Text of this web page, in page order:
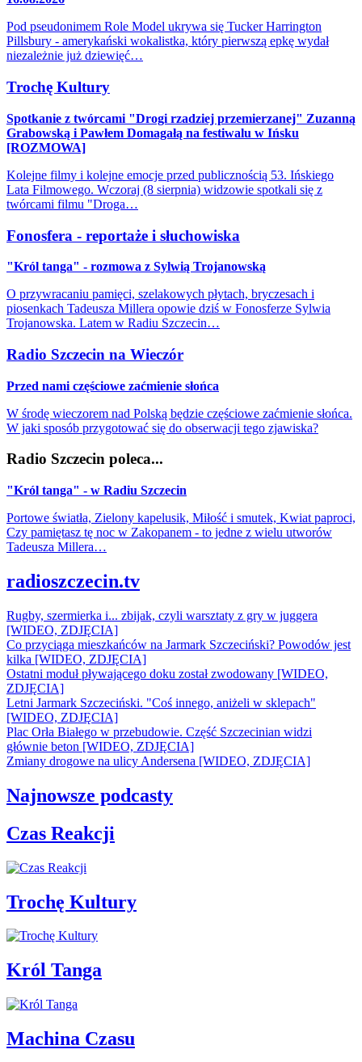
Pod pseudonimem Role Model ukrywa się Tucker Harrington
Pillsbury - amerykański wokalistka, który pierwszą epkę wydał
niezależnie już dziewięć…
Trochę Kultury
Spotkanie z twórcami "Drogi rzadziej przemierzanej" Zuzanną
Grabowską i Pawłem Domagałą na festiwalu w Ińsku
[ROZMOWA]
Kolejne filmy i kolejne emocje przed publicznością 53. Ińskiego
Lata Filmowego. Wczoraj (8 sierpnia) widzowie spotkali się z
twórcami filmu "Droga…
Fonosfera - reportaże i słuchowiska
"Król tanga" - rozmowa z Sylwią Trojanowską
O przywracaniu pamięci, szelakowych płytach, bryczesach i
piosenkach Tadeusza Millera opowie dziś w Fonosferze Sylwia
Trojanowska. Latem w Radiu Szczecin…
Radio Szczecin na Wieczór
Przed nami częściowe zaćmienie słońca
W środę wieczorem nad Polską będzie częściowe zaćmienie słońca.
W jaki sposób przygotować się do obserwacji tego zjawiska?
Radio Szczecin poleca...
"Król tanga" - w Radiu Szczecin
Portowe światła, Zielony kapelusik, Miłość i smutek, Kwiat paproci,
Czy pamiętasz tę noc w Zakopanem - to jedne z wielu utworów
Tadeusza Millera…
radioszczecin.tv
Rugby, szermierka i... zbijak, czyli warsztaty z gry w juggera
[WIDEO, ZDJĘCIA]
Co przyciąga mieszkańców na Jarmark Szczeciński? Powodów jest
kilka [WIDEO, ZDJĘCIA]
Ostatni moduł pływającego doku został zwodowany [WIDEO,
ZDJĘCIA]
Letni Jarmark Szczeciński. "Coś innego, aniżeli w sklepach"
[WIDEO, ZDJĘCIA]
Plac Orła Białego w przebudowie. Część Szczecinian widzi
głównie beton [WIDEO, ZDJĘCIA]
Zmiany drogowe na ulicy Andersena [WIDEO, ZDJĘCIA]
Najnowsze podcasty
Czas Reakcji
Trochę Kultury
Król Tanga
Machina Czasu